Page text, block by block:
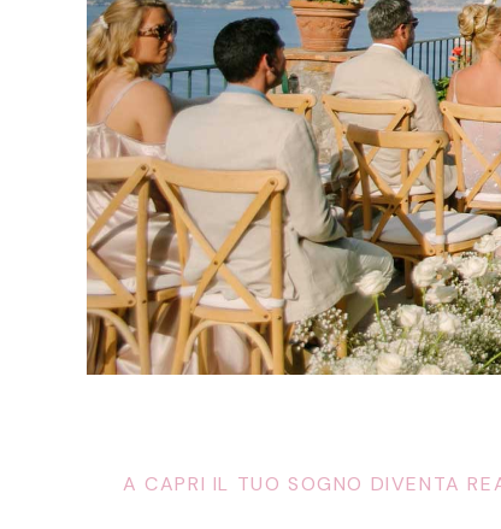
A CAPRI IL TUO SOGNO DIVENTA